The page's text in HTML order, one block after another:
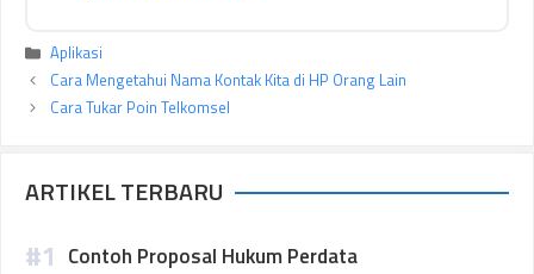
Kategori
Aplikasi
Cara Mengetahui Nama Kontak Kita di HP Orang Lain
Cara Tukar Poin Telkomsel
ARTIKEL TERBARU
Contoh Proposal Hukum Perdata